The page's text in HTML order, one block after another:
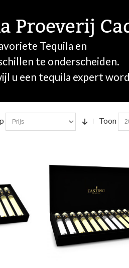
Proeverij
Tequila en
te onderscheiden.
u een tequila expert
Toon